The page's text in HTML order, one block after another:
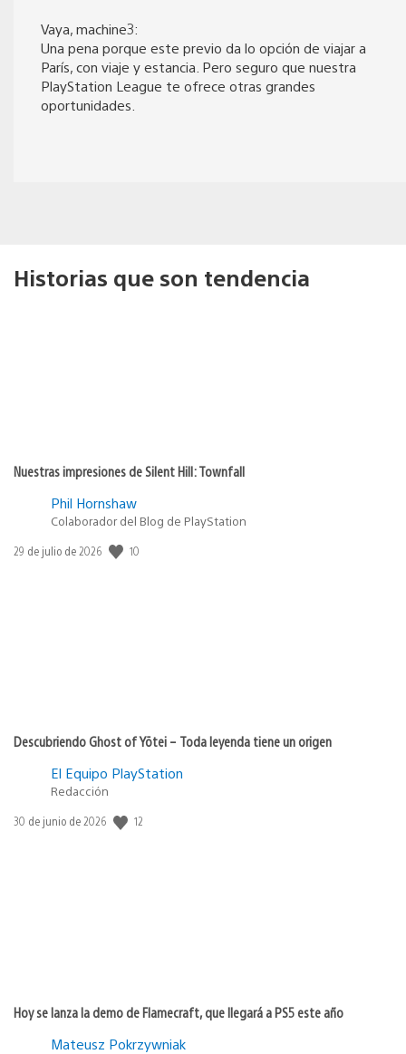
Vaya, machine3:
Una pena porque este previo da lo opción de viajar a
París, con viaje y estancia. Pero seguro que nuestra
PlayStation League te ofrece otras grandes
oportunidades.
Historias que son tendencia
Nuestras impresiones de Silent Hill: Townfall
Phil Hornshaw
Colaborador del Blog de PlayStation
Fecha
29 de julio de 2026 10
Descubriendo Ghost of Yōtei – Toda leyenda tiene un origen
El Equipo PlayStation
Redacción
Fecha
30 de junio de 2026 12
Hoy se lanza la demo de Flamecraft, que llegará a PS5 este año
Mateusz Pokrzywniak